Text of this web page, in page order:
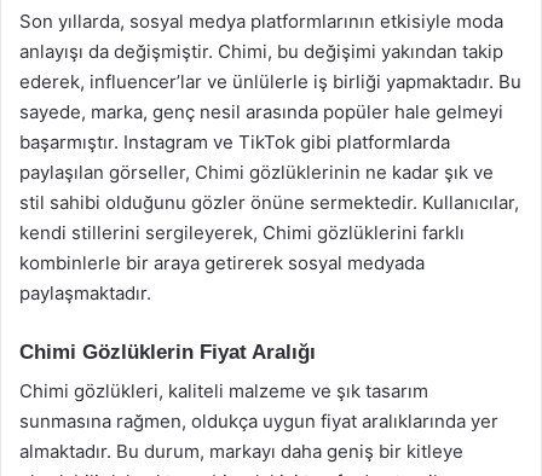
Son yıllarda, sosyal medya platformlarının etkisiyle moda
anlayışı da değişmiştir. Chimi, bu değişimi yakından takip
ederek, influencer’lar ve ünlülerle iş birliği yapmaktadır. Bu
sayede, marka, genç nesil arasında popüler hale gelmeyi
başarmıştır. Instagram ve TikTok gibi platformlarda
paylaşılan görseller, Chimi gözlüklerinin ne kadar şık ve
stil sahibi olduğunu gözler önüne sermektedir. Kullanıcılar,
kendi stillerini sergileyerek, Chimi gözlüklerini farklı
kombinlerle bir araya getirerek sosyal medyada
paylaşmaktadır.
Chimi Gözlüklerin Fiyat Aralığı
Chimi gözlükleri, kaliteli malzeme ve şık tasarım
sunmasına rağmen, oldukça uygun fiyat aralıklarında yer
almaktadır. Bu durum, markayı daha geniş bir kitleye